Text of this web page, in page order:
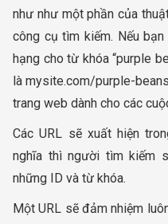
như như một phần của
công cụ tìm kiếm. Nếu
hạng cho từ khóa “purple
là mysite.com/purple-
trang web dành cho các
Các URL sẽ xuất hiện
nghĩa thì người tìm kiếm
những ID và từ khóa.
Một URL sẽ đảm nhiệm